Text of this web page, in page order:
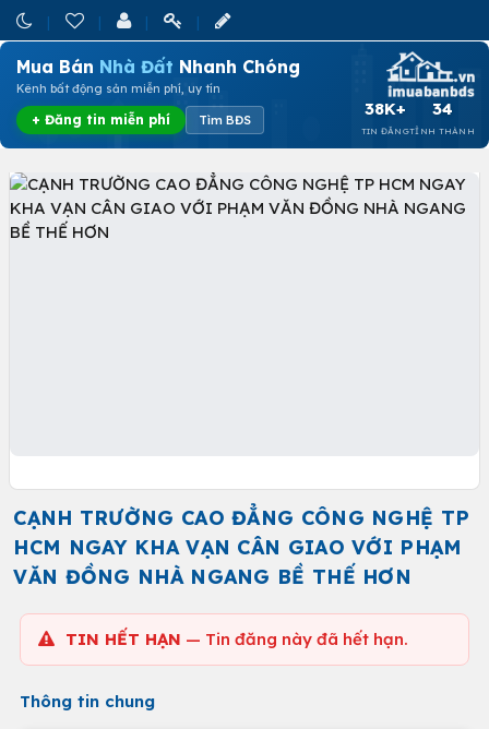
Mua Bán Nhà Đất Nhanh Chóng
Kênh bất động sản miễn phí, uy tín
+ Đăng tin miễn phí Tìm BĐS
38K+
TIN ĐĂNG
34
TỈNH THÀNH
CẠNH TRƯỜNG CAO ĐẲNG CÔNG NGHỆ TP
HCM NGAY KHA VẠN CÂN GIAO VỚI PHẠM
VĂN ĐỒNG NHÀ NGANG BỀ THẾ HƠN
TIN HẾT HẠN — Tin đăng này đã hết hạn.
Thông tin chung